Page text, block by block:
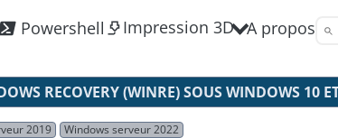
Powershell Impression 3D A propos
RECOVERY (WINRE) SOUS WINDOWS 10
2019 Windows serveur 2022